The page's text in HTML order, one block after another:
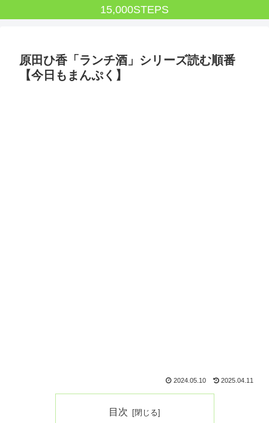
15,000STEPS
原田ひ香「ランチ酒」シリーズ読む順番
【今日もまんぷく】
2024.05.10 2025.04.11
目次